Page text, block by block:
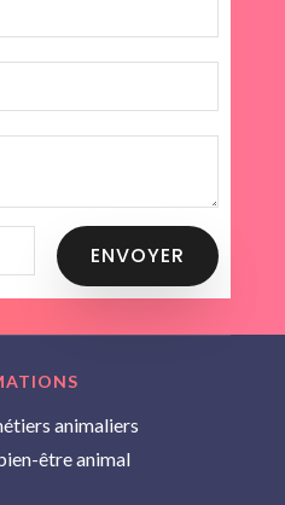
ENVOYER
animaliers
être animal